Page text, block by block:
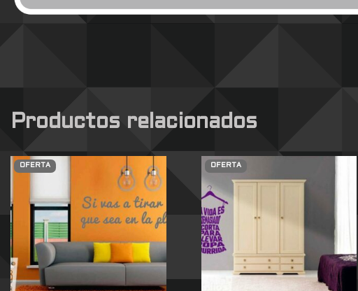
Productos relacionados
OFERTA OFERTA